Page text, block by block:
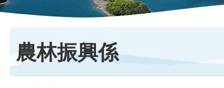
農林振興係